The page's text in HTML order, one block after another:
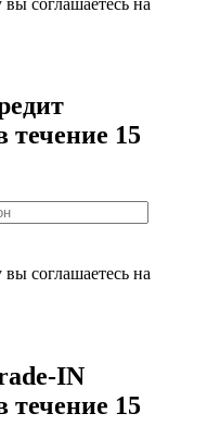
15
соглашаетесь на
IN
15